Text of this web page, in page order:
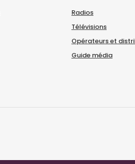
Radios
Télévisions
Opérateurs et
Guide média